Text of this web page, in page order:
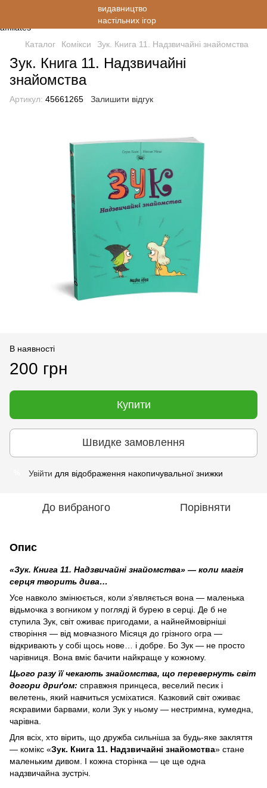
Каталог Комікси Зук. Книга 11. Надзвичайні знайомства
Зук. Книга 11. Надзвичайні
знайомства
Артикул: 45661265 Залишити відгук
В наявності
200 грн
Купити
Швидке замовлення
Увійти для відображення накопичувальної знижки
До вибраного Порівняти
Опис
«Зук. Книга 11. Надзвичайні знайомства» — коли магія
серця творить дива…
Усе навколо змінюється, коли з’являється вона — маленька
відьмочка з вогником у погляді й бурею в серці. Де б не
ступила Зук, світ оживає пригодами, а найнеймовірніші
створіння — від мовчазного Місяця до грізного огра —
відкривають у собі щось нове… і добре. Бо Зук — не просто
чарівниця. Вона вміє бачити найкраще у кожному.
Цього разу її чекають знайомства, що перевернуть світ
догори дриґом: справжня принцеса, веселий песик і
велетень, який навчиться усміхатися. Казковий світ оживає
яскравими барвами, коли Зук у ньому — нестримна, кумедна,
чарівна.
Для всіх, хто вірить, що дружба сильніша за будь-яке закляття
— комікс «Зук. Книга 11. Надзвичайні знайомства» стане
маленьким дивом. І кожна сторінка — це ще одна
надзвичайна зустріч.